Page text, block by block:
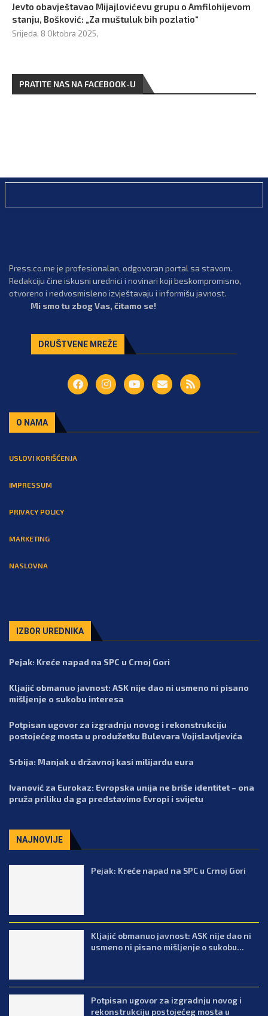
Jevto obavještavao Mijajlovićevu grupu o Amfilohijevom
stanju, Bošković: „Za muštuluk bih pozlatio“
Srijeda, 8 Oktobra 2025,
PRATITE NAS NA FACEBOOK-U
Press.co.me je profesionalan, odgovoran portal sa stavom.
Redakciju čine iskusni urednici i novinari koji beskompromisno,
otvoreno i nedvosmisleno izvještavaju i informišu javnost.
Mi smo tu zbog Vas, čitamo se!
DRUŠTVENE MREŽE
O NAMA
USLOVI KORIŠĆENJA
IMPRESSUM
PRIVACY POLICY
MARKETING
NASLOVNA
IZBOR UREDNIKA
Pejak: Kreće napad na SPC u Crnoj Gori
Kljajić obmanuo javnost: ASK nije dao ni usmeno ni pisano
mišljenje o sukobu interesa
Potpisan ugovor za izgradnju novog i rekonstrukciju
postojećeg mosta u produžetku Bulevara Vojislavljevića
Srbija: Manjak u državnoj kasi milijardu eura
Ivanović za Eurokaz: Evropska unija ne briše identitet – ona
pruža priliku da ga predstavimo Evropi i svijetu
NAJNOVIJE
Pejak: Kreće napad na SPC u Crnoj Gori
Kljajić obmanuo javnost: ASK nije dao ni
usmeno ni pisano mišljenje o sukobu...
Potpisan ugovor za izgradnju novog i
rekonstrukciju postojećeg mosta u